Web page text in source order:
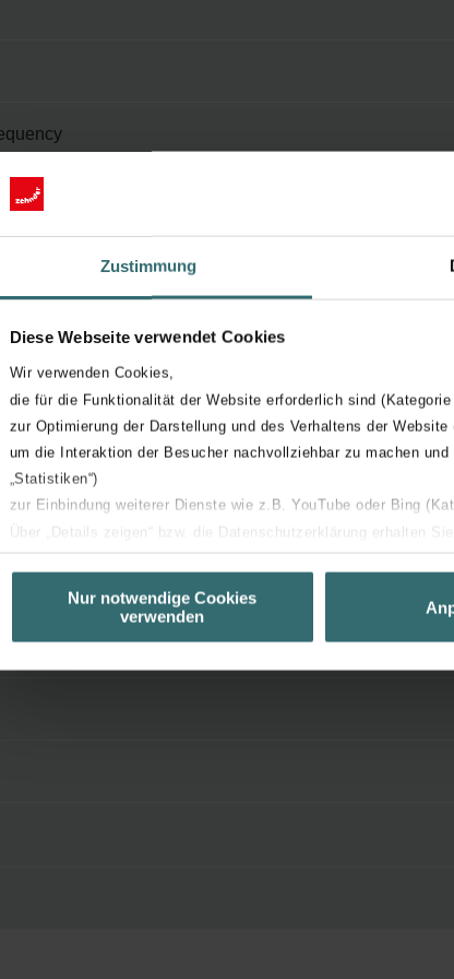
Zustimmung
Diese Webseite verwendet Cookies
Wir verwenden Cookies,
die für die Funktionalität der Website erforderlich sind (Kategorie
zur Optimierung der Darstellung und des Verhaltens der Website
um die Interaktion der Besucher nachvollziehbar zu machen
„Statistiken“)
zur Einbindung weiterer Dienste wie z.B. YouTube oder Bing
Über „Details zeigen“ bzw. die Datenschutzerklärung erhalten
unserer Website verwenden, um Ihnen die bestmögliche
basierend auf Ihren Interessen zur Verfügung zu stellen. Alle
Datenschutzerklärung widerrufen.
Nur notwendige Cookies
verwenden
spacings
(Radio Frequency)